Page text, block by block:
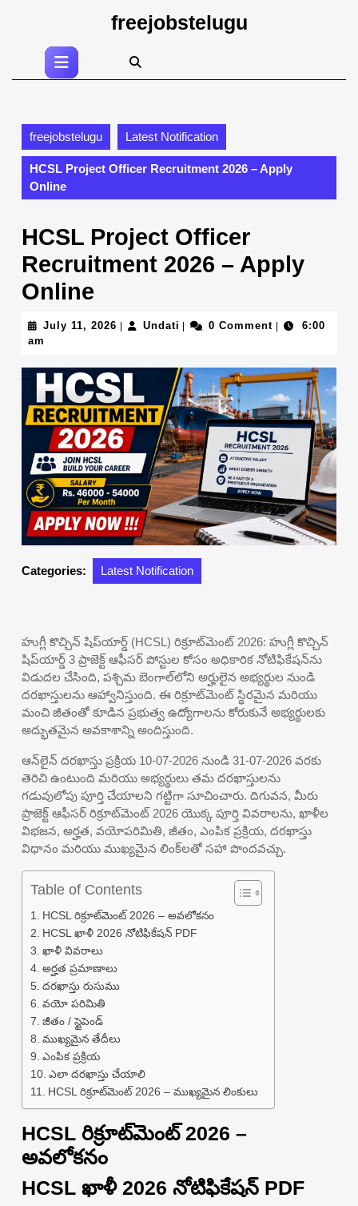
to
freejobstelugu
Open
Button
freejobstelugu Latest Notification
HCSL Project Officer Recruitment 2026 – Apply
Online
HCSL Project Officer
Recruitment 2026 – Apply
Online
July 11, 2026 July Undati Undati0 Comment
6:00
am
Categories: Latest Notification
హుగ్లీ కొచ్చిన్ షిప్‌యార్డ్ (HCSL) రిక్రూట్‌మెంట్ 2026: హుగ్లీ కొచ్చిన్
షిప్‌యార్డ్ 3 ప్రాజెక్ట్ ఆఫీసర్ పోస్టుల కోసం అధికారిక నోటిఫికేషన్‌ను
విడుదల చేసింది, పశ్చిమ బెంగాల్‌లోని అర్హులైన అభ్యర్థుల నుండి
దరఖాస్తులను ఆహ్వానిస్తుంది. ఈ రిక్రూట్‌మెంట్ స్థిరమైన మరియు
మంచి జీతంతో కూడిన ప్రభుత్వ ఉద్యోగాలను కోరుకునే అభ్యర్థులకు
అద్భుతమైన అవకాశాన్ని అందిస్తుంది.
ఆన్‌లైన్ దరఖాస్తు ప్రక్రియ 10-07-2026 నుండి 31-07-2026 వరకు
తెరిచి ఉంటుంది మరియు అభ్యర్థులు తమ దరఖాస్తులను
గడువులోపు పూర్తి చేయాలని గట్టిగా సూచించారు. దిగువన, మీరు
ప్రాజెక్ట్ ఆఫీసర్ రిక్రూట్‌మెంట్ 2026 యొక్క పూర్తి వివరాలను, ఖాళీల
విభజన, అర్హత, వయోపరిమితి, జీతం, ఎంపిక ప్రక్రియ, దరఖాస్తు
విధానం మరియు ముఖ్యమైన లింక్‌లతో సహా పొందవచ్చు.
Table of Contents
HCSL రిక్రూట్‌మెంట్ 2026 – అవలోకనం
HCSL ఖాళీ 2026 నోటిఫికేషన్ PDF
ఖాళీ వివరాలు
అర్హత ప్రమాణాలు
దరఖాస్తు రుసుము
వయో పరిమితి
జీతం / స్టైపెండ్
ముఖ్యమైన తేదీలు
ఎంపిక ప్రక్రియ
ఎలా దరఖాస్తు చేయాలి
HCSL రిక్రూట్‌మెంట్ 2026 – ముఖ్యమైన లింకులు
HCSL రిక్రూట్‌మెంట్ 2026 –
అవలోకనం
HCSL ఖాళీ 2026 నోటిఫికేషన్ PDF